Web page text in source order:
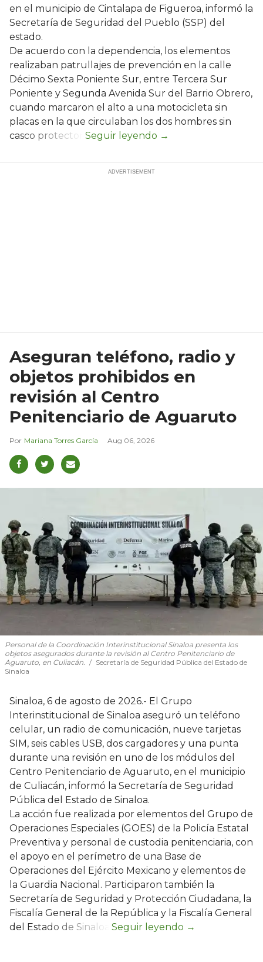
en el municipio de Cintalapa de Figueroa, informó la
Secretaría de Seguridad del Pueblo (SSP) del
estado.
De acuerdo con la dependencia, los elementos
realizaban patrullajes de prevención en la calle
Décimo Sexta Poniente Sur, entre Tercera Sur
Poniente y Segunda Avenida Sur del Barrio Obrero,
cuando marcaron el alto a una motocicleta sin
placas en la que circulaban los dos hombres sin
casco protector.
Aseguran teléfono, radio y
objetos prohibidos en
revisión al Centro
Penitenciario de Aguaruto
Mariana Torres García Aug 06, 2026
Personal de la Coordinación Interinstitucional Sinaloa presenta los
objetos asegurados durante la revisión al Centro Penitenciario de
Aguaruto, en Culiacán.
Secretaría de Seguridad Pública del Estado de
Sinaloa
Sinaloa, 6 de agosto de 2026.- El Grupo
Interinstitucional de Sinaloa aseguró un teléfono
celular, un radio de comunicación, nueve tarjetas
SIM, seis cables USB, dos cargadores y una punta
durante una revisión en uno de los módulos del
Centro Penitenciario de Aguaruto, en el municipio
de Culiacán, informó la Secretaría de Seguridad
Pública del Estado de Sinaloa.
La acción fue realizada por elementos del Grupo de
Operaciones Especiales (GOES) de la Policía Estatal
Preventiva y personal de custodia penitenciaria, con
el apoyo en el perímetro de una Base de
Operaciones del Ejército Mexicano y elementos de
la Guardia Nacional. Participaron también la
Secretaría de Seguridad y Protección Ciudadana, la
Fiscalía General de la República y la Fiscalía General
del Estado de Sinaloa.